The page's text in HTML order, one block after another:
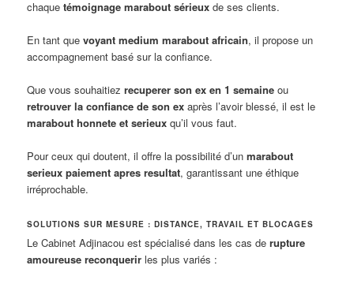
chaquetémoignage marabout sérieux de ses clients.
En tant quevoyant medium marabout africain, il propose un
accompagnement basé sur la confiance.
Que vous souhaitiezrecuperer son ex en 1 semaine ou
retrouver la confiance de son ex après l’avoir blessé, il est le
marabout honnete et serieux qu’il vous faut.
Pour ceux qui doutent, il offre la possibilité d’unmarabout
serieux paiement apres resultat, garantissant une éthique
irréprochable.
SOLUTIONS SUR MESURE : DISTANCE, TRAVAIL ET BLOCAGES
Le Cabinet Adjinacou est spécialisé dans les cas derupture
amoureuse reconquerir les plus variés :